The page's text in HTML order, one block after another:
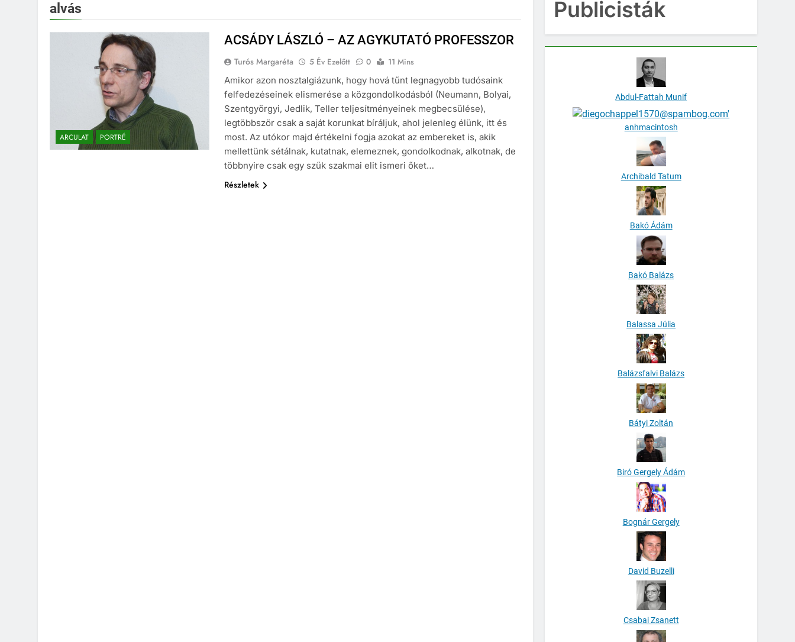
alvás
ARCULAT PORTRÉ
ACSÁDY LÁSZLÓ – AZ AGYKUTATÓ PROFESSZOR
Turós Margaréta 5 Év Ezelőtt 0
11 Mins
Amikor azon nosztalgiázunk, hogy hová tűnt legnagyobb tudósaink
felfedezéseinek elismerése a közgondolkodásból (Neumann, Bolyai,
Szentgyörgyi, Jedlik, Teller teljesítményeinek megbecsülése),
legtöbbször csak a saját korunkat bíráljuk, ahol jelenleg élünk, itt és
most. Az utókor majd értékelni fogja azokat az embereket is, akik
mellettünk sétálnak, kutatnak, elemeznek, gondolkodnak, alkotnak, de
többnyire csak egy szűk szakmai elit ismeri őket…
Részletek
Publicisták
Abdul-Fattah Munif
anhmacintosh
Archibald Tatum
Bakó Ádám
Bakó Balázs
Balassa Júlia
Balázsfalvi Balázs
Bátyi Zoltán
Biró Gergely Ádám
Bognár Gergely
David Buzelli
Csabai Zsanett